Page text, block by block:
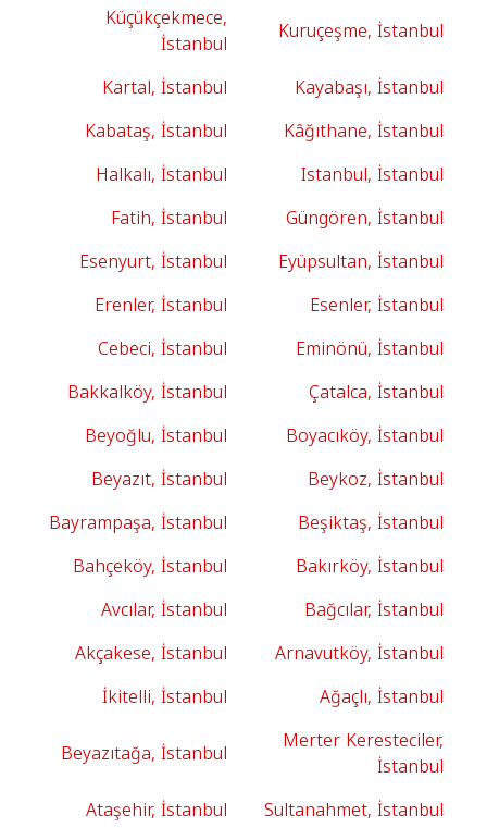
Kuruçeşme, İstanbul
Küçükçekmece,
İstanbul
Kayabaşı, İstanbul
Kartal, İstanbul
Kâğıthane, İstanbul
Kabataş, İstanbul
Istanbul, İstanbul
Halkalı, İstanbul
Güngören, İstanbul
Fatih, İstanbul
Eyüpsultan, İstanbul
Esenyurt, İstanbul
Esenler, İstanbul
Erenler, İstanbul
Eminönü, İstanbul
Cebeci, İstanbul
Çatalca, İstanbul
Bakkalköy, İstanbul
Boyacıköy, İstanbul
Beyoğlu, İstanbul
Beykoz, İstanbul
Beyazıt, İstanbul
Beşiktaş, İstanbul
Bayrampaşa, İstanbul
Bakırköy, İstanbul
Bahçeköy, İstanbul
Bağcılar, İstanbul
Avcılar, İstanbul
Arnavutköy, İstanbul
Akçakese, İstanbul
Ağaçlı, İstanbul
İkitelli, İstanbul
Merter Keresteciler,
İstanbul
Beyazıtağa, İstanbul
Sultanahmet, İstanbul
Ataşehir, İstanbul